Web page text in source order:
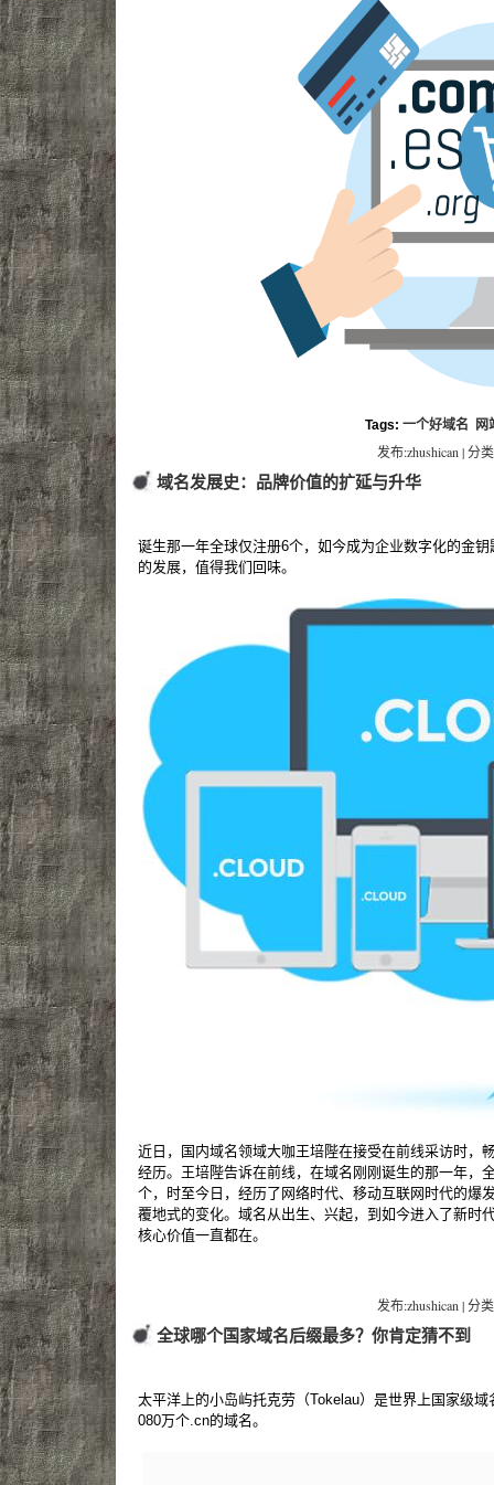
Tags: 一个好域名 网
发布:zhushican | 分
域名发展史：品牌价值的扩延与升华
诞生那一年全球仅注册6个，如今成为企业数字化的金
的发展，值得我们回味。
近日，国内域名领域大咖王培陛在接受在前线采访时，
经历。王培陛告诉在前线，在域名刚刚诞生的那一年，
个，时至今日，经历了网络时代、移动互联网时代的爆
覆地式的变化。域名从出生、兴起，到如今进入了新时
核心价值一直都在。
发布:zhushican | 分
全球哪个国家域名后缀最多？你肯定猜不到
太平洋上的小岛屿托克劳（Tokelau）是世界上国家级
080万个.cn的域名。